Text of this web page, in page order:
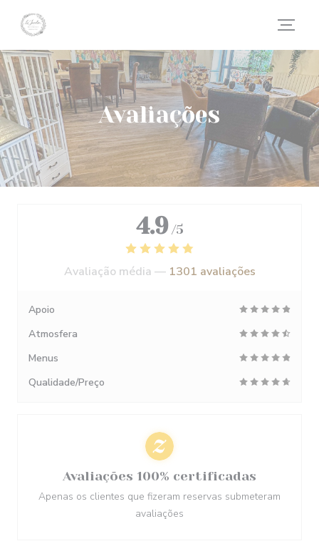
Avaliações
4.9 /5
Avaliação média — 1301 avaliações
Apoio
Atmosfera
Menus
Qualidade/Preço
Avaliações 100% certificadas
Apenas os clientes que fizeram reservas submeteram
avaliações